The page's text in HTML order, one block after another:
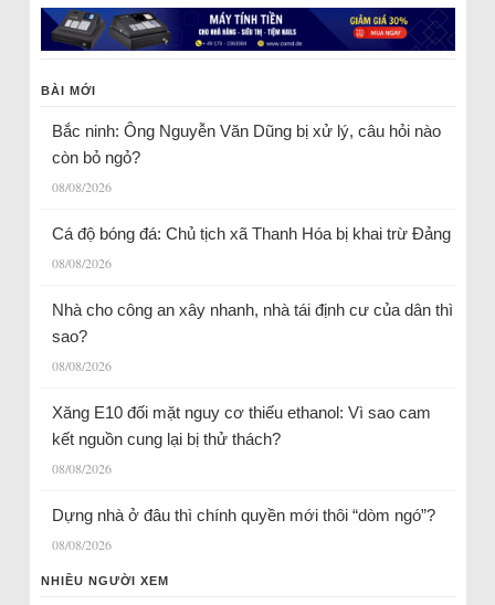
BÀI MỚI
Bắc ninh: Ông Nguyễn Văn Dũng bị xử lý, câu hỏi nào
còn bỏ ngỏ?
08/08/2026
Cá độ bóng đá: Chủ tịch xã Thanh Hóa bị khai trừ Đảng
08/08/2026
Nhà cho công an xây nhanh, nhà tái định cư của dân thì
sao?
08/08/2026
Xăng E10 đối mặt nguy cơ thiếu ethanol: Vì sao cam
kết nguồn cung lại bị thử thách?
08/08/2026
Dựng nhà ở đâu thì chính quyền mới thôi “dòm ngó”?
08/08/2026
NHIỀU NGƯỜI XEM